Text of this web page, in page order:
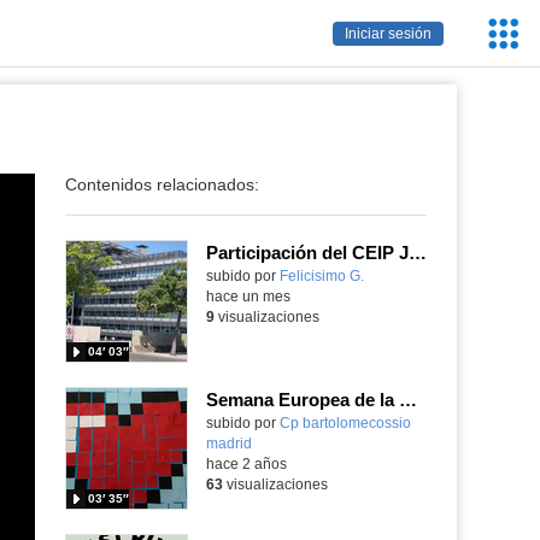
Iniciar sesión
Contenidos relacionados:
Participación del CEIP Jovellanos en el festival RetoTech en junio de 2026
Contenido educativo.
subido por Felicisimo G.
04′ 03″
hace un mes
9visualizaciones
Semana Europea de la Programación. CodeWeek 2023
subido por Cp bartolomecossio
madrid
03′ 35″
hace 2 años
63visualizaciones